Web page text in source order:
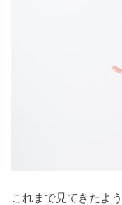
これまで見てきたよ